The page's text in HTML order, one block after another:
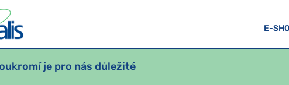
E-
je pro nás důležité
PODLE OBTÍŽÍ SEZÓNNÍ BALÍČKY